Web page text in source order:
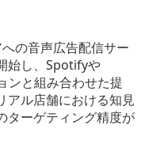
の音声広告配信サー
始し、Spotifyや
ンと組み合わせた提
アル店舗における知見
ターゲティング精度が